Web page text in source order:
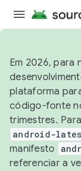
Em 2026, para
plataforma
código-fonte
trimestres.
android-
manifesto
referenciar a